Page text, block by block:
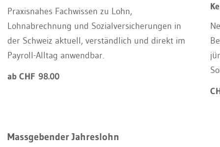
Praxisnahes Fachwissen zu Lohn,
Lohnabrechnung und Sozialversicherungen in
der Schweiz aktuell, verständlich und direkt im
Payroll-Alltag anwendbar.
ab CHF 98.00
Massgebender Jahreslohn